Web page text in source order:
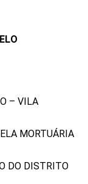
– VILA
MORTUÁRIA
DO DISTRITO